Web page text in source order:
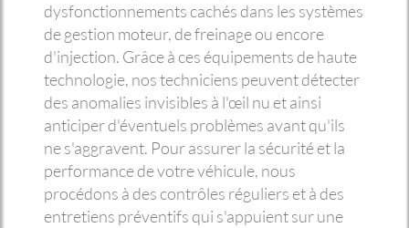
dysfonctionnements cachés dans les systèmes
de gestion moteur, de freinage ou encore
d'injection. Grâce à ces équipements de haute
technologie, nos techniciens peuvent détecter
des anomalies invisibles à l'œil nu et ainsi
anticiper d'éventuels problèmes avant qu'ils
ne s'aggravent. Pour assurer la sécurité et la
performance de votre véhicule, nous
procédons à des contrôles réguliers et à des
entretiens préventifs qui s'appuient sur une